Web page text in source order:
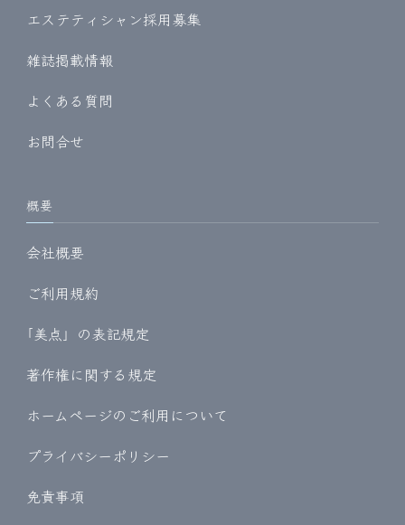
エステティシャン採用募集
雑誌掲載情報
よくある質問
お問合せ
概要
会社概要
ご利用規約
｢美点」の表記規定
著作権に関する規定
ホームページのご利用について
プライバシーポリシー
免責事項